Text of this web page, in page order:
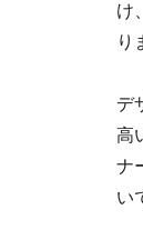
け
り
デ
高
ナ
い